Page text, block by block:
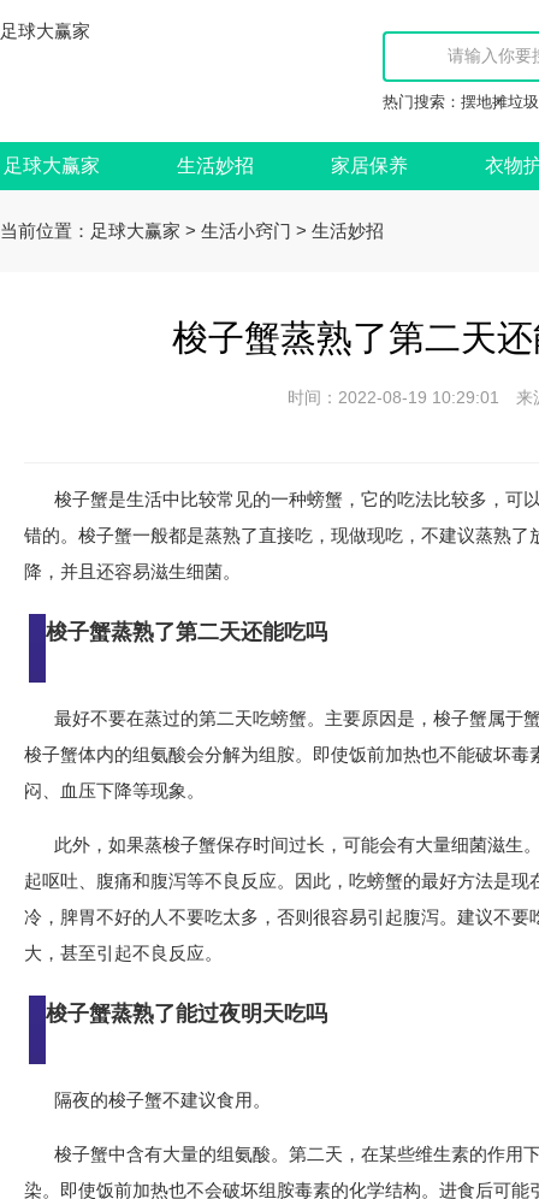
足球大赢家
热门搜索： 摆地摊垃
足球大赢家 生活妙招 家居保养 衣物
当前位置： 足球大赢家 > 生活小窍门 > 生活妙招
梭子蟹蒸熟了第二天
时间：2022-08-19 10:29:01
梭子蟹是生活中比较常见的一种螃蟹，它的吃法比较多，可
错的。梭子蟹一般都是蒸熟了直接吃，现做现吃，不建议蒸熟
降，并且还容易滋生细菌。
梭子蟹蒸熟了第二天还能吃吗
最好不要在蒸过的第二天吃螃蟹。主要原因是，梭子蟹属于
梭子蟹体内的组氨酸会分解为组胺。即使饭前加热也不能破坏
闷、血压下降等现象。
此外，如果蒸梭子蟹保存时间过长，可能会有大量细菌滋生
起呕吐、腹痛和腹泻等不良反应。因此，吃螃蟹的最好方法是
冷，脾胃不好的人不要吃太多，否则很容易引起腹泻。建议不
大，甚至引起不良反应。
梭子蟹蒸熟了能过夜明天吃吗
隔夜的梭子蟹不建议食用。
梭子蟹中含有大量的组氨酸。第二天，在某些维生素的作用
染。即使饭前加热也不会破坏组胺毒素的化学结构。进食后可